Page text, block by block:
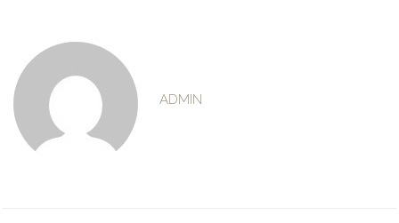
ADMIN